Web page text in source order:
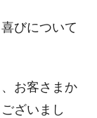
びについて
お客さまか
ざいまし